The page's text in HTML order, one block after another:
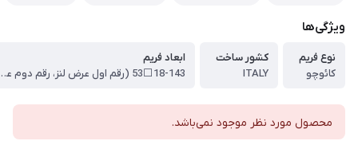
ویژگی‌ها
نوع فریم
کائوچو
کشور ساخت
ITALY
ابعاد فریم
18-143⬜53 (رقم اول عرض لنز،
محصول مورد نظر موجود نمی‌باشد.